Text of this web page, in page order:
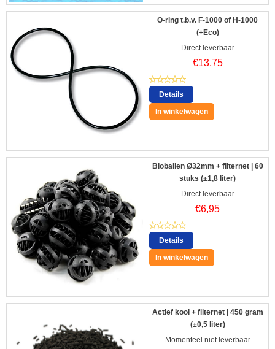
O-ring t.b.v. F-1000 of H-1000
(+Eco)
Direct leverbaar
€13,75
Details
In winkelwagen
Bioballen Ø32mm + filternet | 60
stuks (±1,8 liter)
Direct leverbaar
€6,95
Details
In winkelwagen
Actief kool + filternet | 450 gram
(±0,5 liter)
Momenteel niet leverbaar